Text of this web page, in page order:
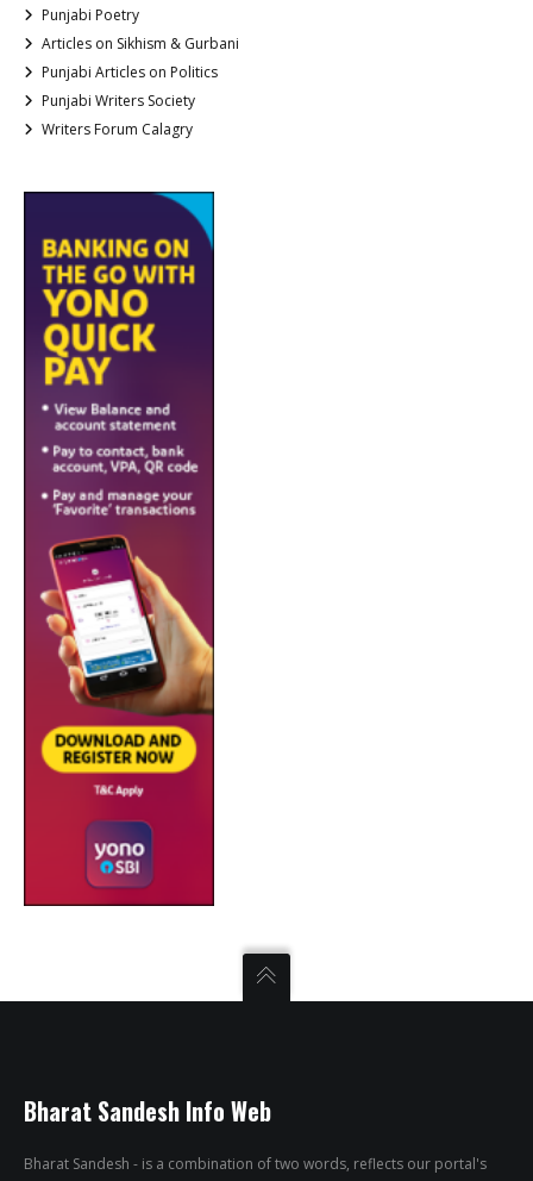
Punjabi Poetry
Articles on Sikhism & Gurbani
Punjabi Articles on Politics
Punjabi Writers Society
Writers Forum Calagry
Bharat Sandesh Info Web
Bharat Sandesh - is a combination of two words, reflects our portal's